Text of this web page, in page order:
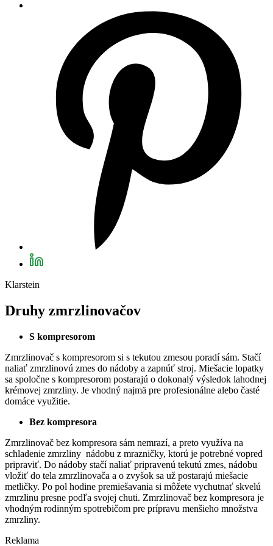
Klarstein
Druhy zmrzlinovačov
S kompresorom
Zmrzlinovač s kompresorom si s tekutou zmesou poradí sám. Stačí
naliať zmrzlinovú zmes do nádoby a zapnúť stroj. Miešacie lopatky
sa spoločne s kompresorom postarajú o dokonalý výsledok lahodnej
krémovej zmrzliny. Je vhodný najmä pre profesionálne alebo časté
domáce využitie.
Bez kompresora
Zmrzlinovač bez kompresora sám nemrazí, a preto využíva na
schladenie zmrzliny nádobu z mrazničky, ktorú je potrebné vopred
pripraviť. Do nádoby stačí naliať pripravenú tekutú zmes, nádobu
vložiť do tela zmrzlinovača a o zvyšok sa už postarajú miešacie
metličky. Po pol hodine premiešavania si môžete vychutnať skvelú
zmrzlinu presne podľa svojej chuti. Zmrzlinovač bez kompresora je
vhodným rodinným spotrebičom pre prípravu menšieho množstva
zmrzliny.
Reklama